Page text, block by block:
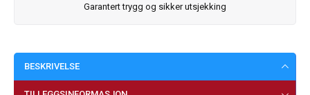
Garantert trygg og sikker utsjekking
BESKRIVELSE